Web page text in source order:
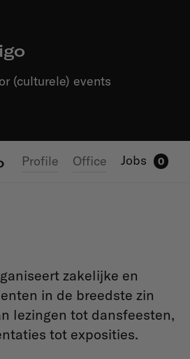
(culturele) events
Profile Office Jobs 0
zakelijke en
in de breedste zin
lezingen tot dansfeesten,
tot exposities.